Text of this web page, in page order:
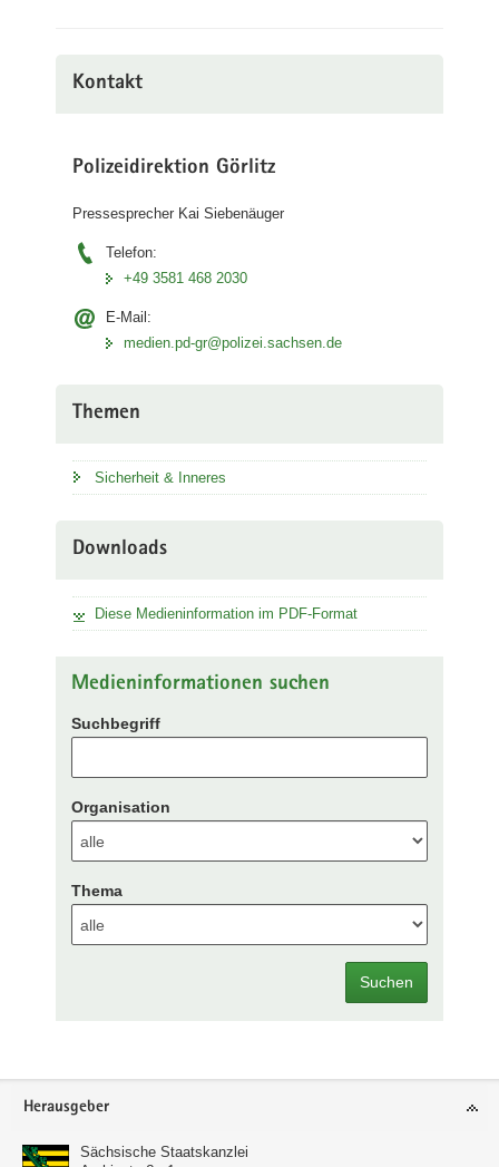
Kontakt
Polizeidirektion Görlitz
Pressesprecher Kai Siebenäuger
Telefon:
+49 3581 468 2030
E-Mail:
medien.pd-gr@polizei.sachsen.de
Themen
Sicherheit & Inneres
Downloads
Diese Medieninformation im PDF-Format
Medieninformationen suchen
Suchbegriff
Organisation
Thema
Suchen
Footer-
Herausgeber
Sächsische Staatskanzlei